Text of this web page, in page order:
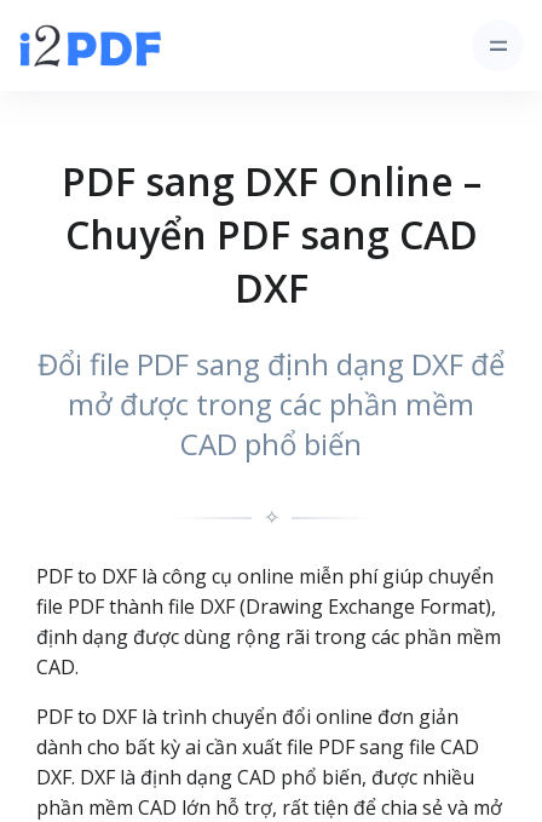
PDF sang DXF Online –
Chuyển PDF sang CAD
DXF
Đổi file PDF sang định dạng DXF để
mở được trong các phần mềm
CAD phổ biến
✧
PDF to DXF là công cụ online miễn phí giúp chuyển
file PDF thành file DXF (Drawing Exchange Format),
định dạng được dùng rộng rãi trong các phần mềm
CAD.
PDF to DXF là trình chuyển đổi online đơn giản
dành cho bất kỳ ai cần xuất file PDF sang file CAD
DXF. DXF là định dạng CAD phổ biến, được nhiều
phần mềm CAD lớn hỗ trợ, rất tiện để chia sẻ và mở